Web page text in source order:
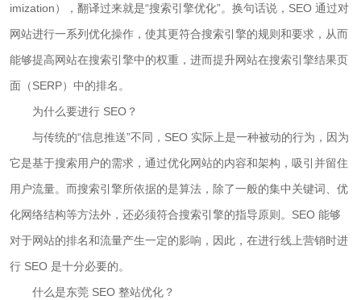
imization），翻译过来就是“搜索引擎优化”。换句话说，SEO 通过对
网站进行一系列优化操作，使其更符合搜索引擎的规则和要求，从而
能够提高网站在搜索引擎中的权重，进而提升网站在搜索引擎结果页
面（SERP）中的排名。
为什么要进行 SEO？
与传统的“信息推送”不同，SEO 实际上是一种被动的行为，因为
它是基于搜索用户的需求，通过优化网站的内容和架构，吸引并留住
用户流量。而搜索引擎所依据的是算法，除了一般的集中关键词、优
化网络结构等方法外，还必须符合搜索引擎的指导原则。SEO 能够
对于网站的排名和流量产生一定的影响，因此，在进行线上营销时进
行 SEO 是十分必要的。
什么是东莞 SEO 整站优化？